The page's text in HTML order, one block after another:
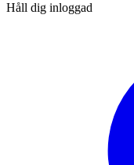
Håll dig inloggad